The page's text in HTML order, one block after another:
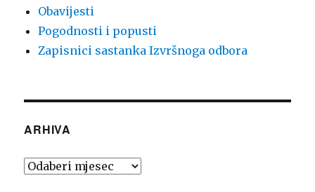
Obavijesti
Pogodnosti i popusti
Zapisnici sastanka Izvršnoga odbora
ARHIVA
Arhiva